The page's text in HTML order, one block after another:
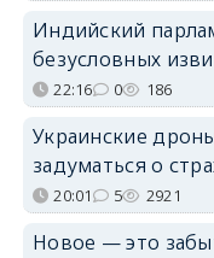
Индийский
безусловных
22:16 0 186
Украинские
задуматься о
20:01 5 2921
Новое — это